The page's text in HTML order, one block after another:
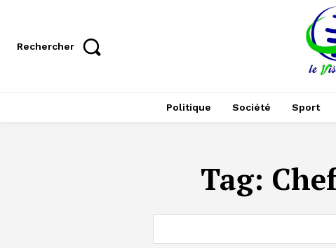
Rechercher
Politique Société Sport
Tag: